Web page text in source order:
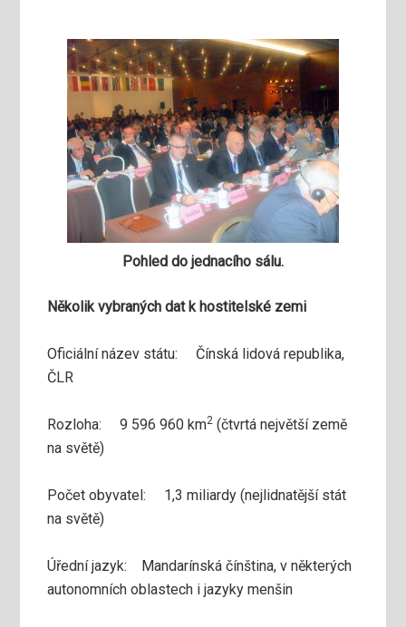
Pohled do jednacího sálu.
Několik vybraných dat k hostitelské zemi
Oficiální název státu: Čínská lidová republika,
ČLR
Rozloha: 9 596 960 km2 (čtvrtá největší země
na světě)
Počet obyvatel: 1,3 miliardy (nejlidnatější stát
na světě)
Úřední jazyk: Mandarínská čínština, v některých
autonomních oblastech i jazyky menšin